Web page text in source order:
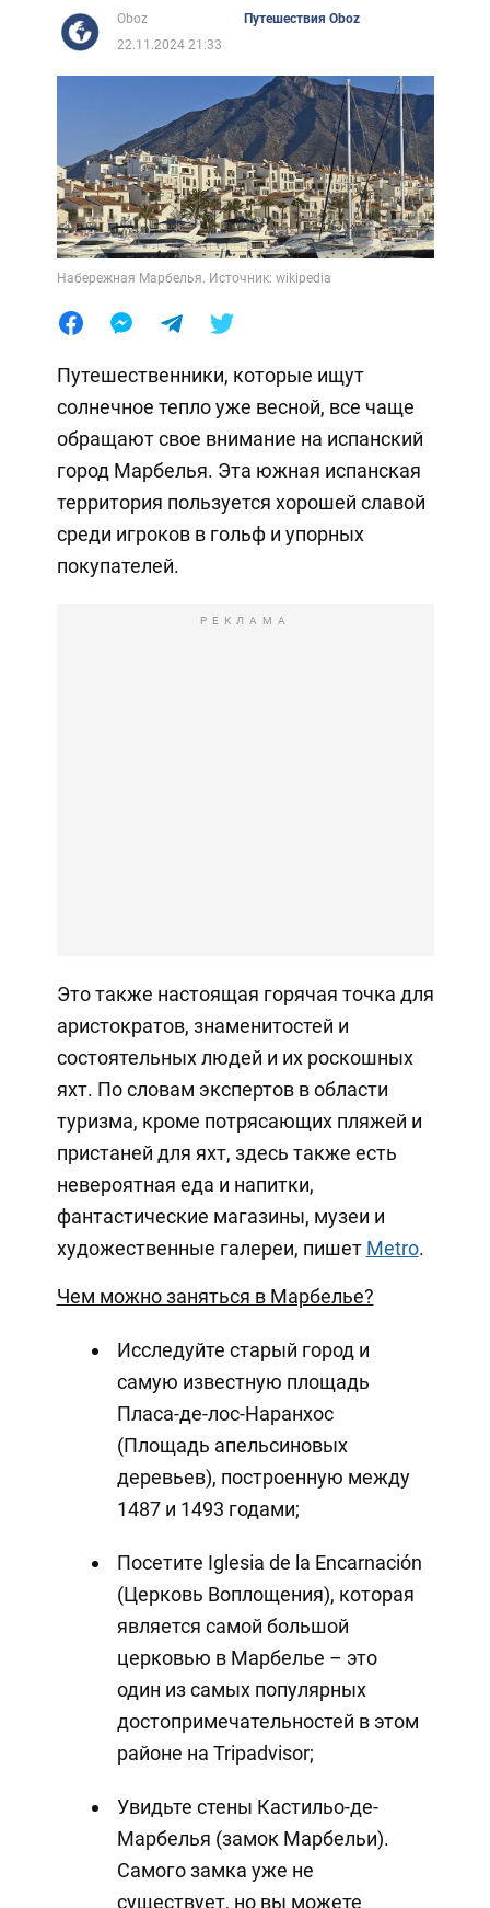
Oboz
Путешествия Oboz
22.11.2024 21:33
Набережная Марбелья. Источник: wikipedia
Путешественники, которые ищут
солнечное тепло уже весной, все чаще
обращают свое внимание на испанский
город Марбелья. Эта южная испанская
территория пользуется хорошей славой
среди игроков в гольф и упорных
покупателей.
РЕКЛАМА
Это также настоящая горячая точка для
аристократов, знаменитостей и
состоятельных людей и их роскошных
яхт. По словам экспертов в области
туризма, кроме потрясающих пляжей и
пристаней для яхт, здесь также есть
невероятная еда и напитки,
фантастические магазины, музеи и
художественные галереи, пишет Metro.
Чем можно заняться в Марбелье?
Исследуйте старый город и
самую известную площадь
Пласа-де-лос-Наранхос
(Площадь апельсиновых
деревьев), построенную между
1487 и 1493 годами;
Посетите Iglesia de la Encarnación
(Церковь Воплощения), которая
является самой большой
церковью в Марбелье – это
один из самых популярных
достопримечательностей в этом
районе на Tripadvisor;
Увидьте стены Кастильо-де-
Марбелья (замок Марбельи).
Самого замка уже не
существует, но вы можете